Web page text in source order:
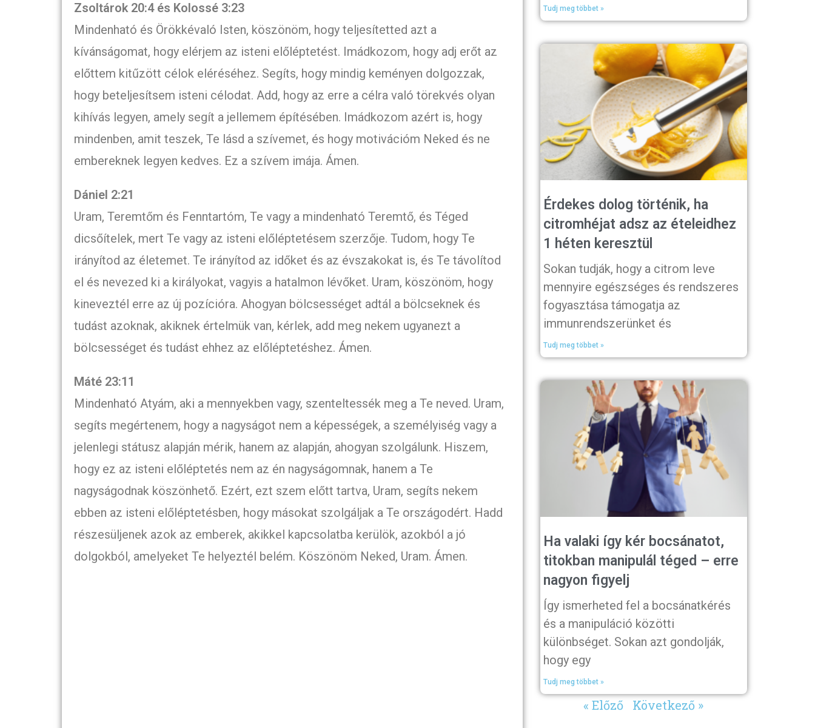
Zsoltárok 20:4 és Kolossé 3:23
Mindenható és Örökkévaló Isten, köszönöm, hogy teljesítetted azt a
kívánságomat, hogy elérjem az isteni előléptetést. Imádkozom, hogy adj erőt az
előttem kitűzött célok eléréséhez. Segíts, hogy mindig keményen dolgozzak,
hogy beteljesítsem isteni célodat. Add, hogy az erre a célra való törekvés olyan
kihívás legyen, amely segít a jellemem építésében. Imádkozom azért is, hogy
mindenben, amit teszek, Te lásd a szívemet, és hogy motivációm Neked és ne
embereknek legyen kedves. Ez a szívem imája. Ámen.
Dániel 2:21
Uram, Teremtőm és Fenntartóm, Te vagy a mindenható Teremtő, és Téged
dicsőítelek, mert Te vagy az isteni előléptetésem szerzője. Tudom, hogy Te
irányítod az életemet. Te irányítod az időket és az évszakokat is, és Te távolítod
el és nevezed ki a királyokat, vagyis a hatalmon lévőket. Uram, köszönöm, hogy
kineveztél erre az új pozícióra. Ahogyan bölcsességet adtál a bölcseknek és
tudást azoknak, akiknek értelmük van, kérlek, add meg nekem ugyanezt a
bölcsességet és tudást ehhez az előléptetéshez. Ámen.
Máté 23:11
Mindenható Atyám, aki a mennyekben vagy, szenteltessék meg a Te neved. Uram,
segíts megértenem, hogy a nagyságot nem a képességek, a személyiség vagy a
jelenlegi státusz alapján mérik, hanem az alapján, ahogyan szolgálunk. Hiszem,
hogy ez az isteni előléptetés nem az én nagyságomnak, hanem a Te
nagyságodnak köszönhető. Ezért, ezt szem előtt tartva, Uram, segíts nekem
ebben az isteni előléptetésben, hogy másokat szolgáljak a Te országodért. Hadd
részesüljenek azok az emberek, akikkel kapcsolatba kerülök, azokból a jó
dolgokból, amelyeket Te helyeztél belém. Köszönöm Neked, Uram. Ámen.
Tudj meg többet »
Érdekes dolog történik, ha
citromhéjat adsz az ételeidhez
1 héten keresztül
Sokan tudják, hogy a citrom leve
mennyire egészséges és rendszeres
fogyasztása támogatja az
immunrendszerünket és
Tudj meg többet »
Ha valaki így kér bocsánatot,
titokban manipulál téged – erre
nagyon figyelj
Így ismerheted fel a bocsánatkérés
és a manipuláció közötti
különbséget. Sokan azt gondolják,
hogy egy
Tudj meg többet »
« Előző Következő »